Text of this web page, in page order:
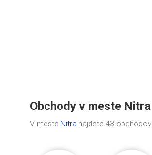
Obchody v meste Nitra
V meste Nitra nájdete 43 obchodov.